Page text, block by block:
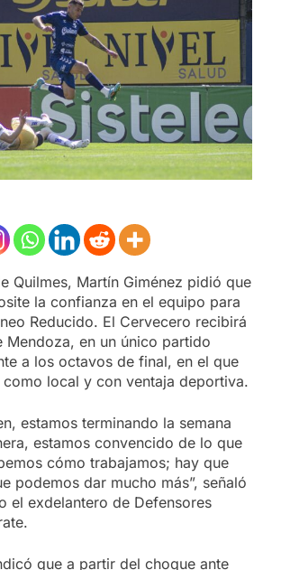
Quilmes, Martín Giménez pidió que
la confianza en el equipo para
Reducido. El Cervecero recibirá
Mendoza, en un único partido
a los octavos de final, en el que
como local y con ventaja deportiva.
estamos terminando la semana
estamos convencido de lo que
cómo trabajamos; hay que
podemos dar mucho más”, señaló
el exdelantero de Defensores
que a partir del choque ante